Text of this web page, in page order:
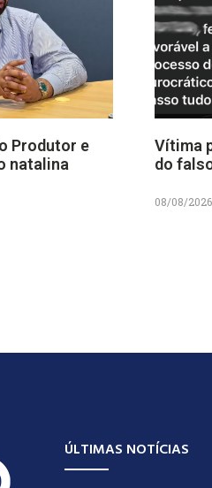
Produtor e
natalina
Vítima
do
08/08/2026
ÚLTIMAS NOTÍCIAS